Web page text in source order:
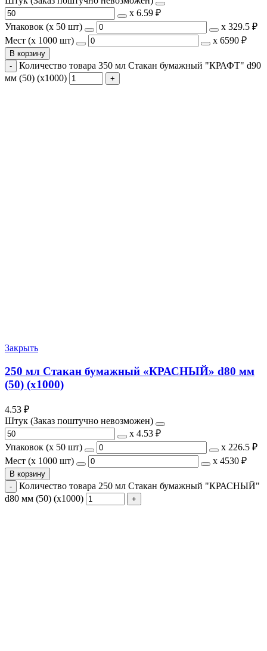
х 6.59 ₽
Упаковок (x 50 шт)
х 329.5 ₽
Мест (x 1000 шт)
х 6590 ₽
В корзину
Количество товара 350 мл Стакан бумажный "КРАФТ" d90
мм (50) (х1000)
Закрыть
250 мл Стакан бумажный «КРАСНЫЙ» d80 мм
(50) (х1000)
4.53 ₽
Штук (Заказ поштучно невозможен)
х 4.53 ₽
Упаковок (x 50 шт)
х 226.5 ₽
Мест (x 1000 шт)
х 4530 ₽
В корзину
Количество товара 250 мл Стакан бумажный "КРАСНЫЙ"
d80 мм (50) (х1000)